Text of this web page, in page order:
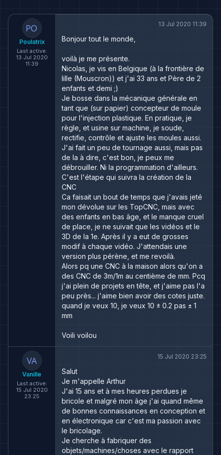
Poulatrix
Last active:
13 Jul 2020
11:39
13 Jul 2020 11:39
Bonjour tout le monde,
voilà je me présente.
Nicolas, je vis en Belgique (à la frontière de
lille (Mouscron)) et j'ai 33 ans et Père de 2
enfants et demi ;)
Je bosse dans la mécanique générale en
tant que (sur papier) concepteur de moule
pour l'injection plastique. En pratique, je
règle, et usine sur machine, je soude,
rectifie, contrôle et ajuste les moules aussi.
J'ai fait un peu de tournage aussi, mais pas
de la à dire, c'est bon, je peux me
débrouiller. Ni la programmation d'ailleurs.
C'est l'étape qui suivra la création de la
CNC
Ca faisait un bout de temps que j'avais jeté
mon dévolue sur les TopCNC, mais avec
des enfants en bas âge, et le manque cruel
de place, je ne suivait que les vidéos et le
3D de la 1e. Après il y a eut de grosses
modif à chaque vidéo. J'attendais une
version plus pérène, et me revoilà.
Alors pq une CNC à la maison alors qu'on a
des CNC de 3m/1m au centième de mm. Pcq
j'ai plein de projets en tête, et j'aime pas l'a
peu près... j'aime bien avoir des cotes juste.
quand je veux 10, je veux 10 ± 0.2 pas ± 1
mm
Voili voilou
Vanille
Last active:
15 Jul 2020
23:25
15 Jul 2020 23:25
Salut
Je m'appelle Arthur
J'ai 15 ans et à mes heures perdues je
bricole et malgré mon âge j'ai quand même
de bonnes connaissances en conception et
en électronique car c'est ma passion avec
le bricolage.
Je cherche à fabriquer des
objets/machines/choses avec le rapport